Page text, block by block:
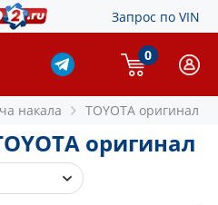
Запрос по VIN
0
накала TOYOTA оригинал
оригинал